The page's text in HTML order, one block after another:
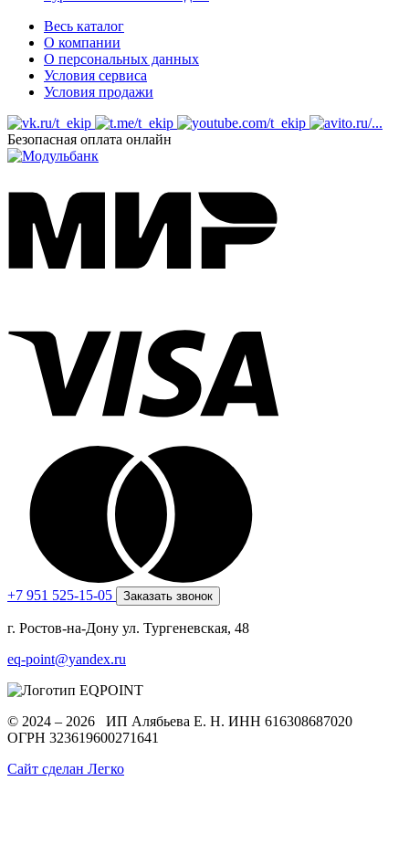
Весь каталог
О компании
О персональных данных
Условия сервиса
Условия продажи
Безопасная оплата онлайн
+7 951 525-15-05 Заказать звонок
г. Ростов-на-Дону ул. Тургеневская, 48
eq-point@yandex.ru
© 2024 – 2026 ИП Алябьева Е. Н. ИНН 616308687020
ОГРН 323619600271641
Сайт сделан Легко